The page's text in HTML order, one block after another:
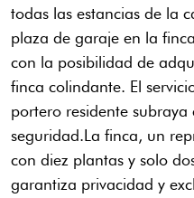
todas las estancias de la
plaza de garaje en la
con la posibilidad de
finca colindante. El
portero residente
seguridad.La finca, un
con diez plantas y solo
garantiza privacidad y